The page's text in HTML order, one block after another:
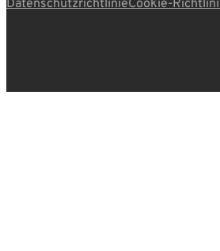
DatenschutzrichtlinieCookie-